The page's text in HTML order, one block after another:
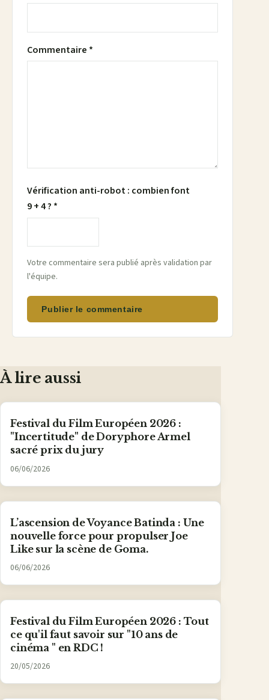
Commentaire *
Vérification anti-robot : combien font
9 + 4 ? *
Votre commentaire sera publié après validation par
l'équipe.
Publier le commentaire
À lire aussi
Festival du Film Européen 2026 :
"Incertitude" de Doryphore Armel
sacré prix du jury
06/06/2026
L’ascension de Voyance Batinda : Une
nouvelle force pour propulser Joe
Like sur la scène de Goma.
06/06/2026
Festival du Film Européen 2026 : Tout
ce qu'il faut savoir sur "10 ans de
cinéma " en RDC !
20/05/2026